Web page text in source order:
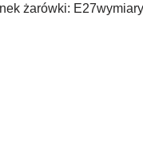
żarówki: